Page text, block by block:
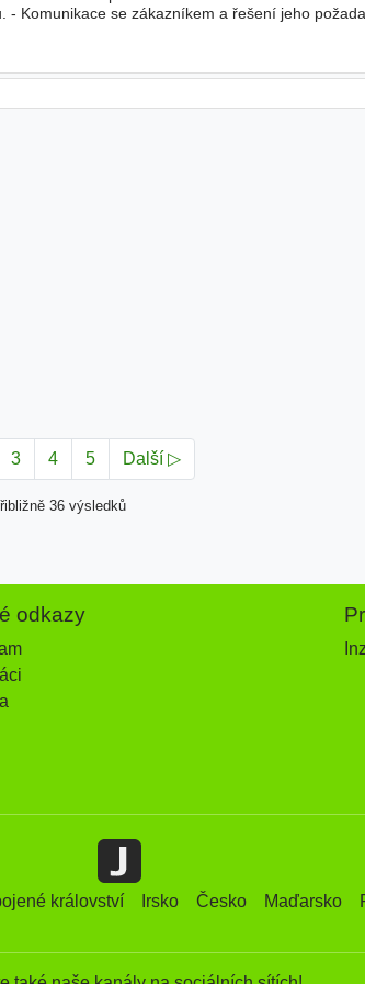
Komunikace se zákazníkem a řešení jeho
3 4 5 Další ▷
36 výsledků
odkazy
království Irsko Česko Maďarsko